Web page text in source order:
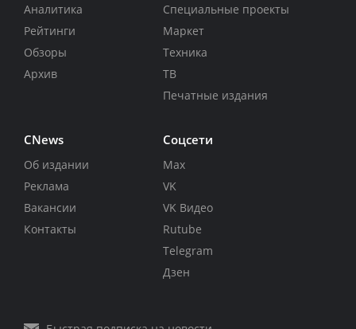
Аналитика
Рейтинги
Обзоры
Архив
Специальные проекты
Маркет
Техника
ТВ
Печатные издания
CNews
Об издании
Реклама
Вакансии
Контакты
Соцсети
Max
VK
VK Видео
Rutube
Telegram
Дзен